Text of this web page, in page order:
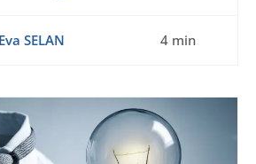
Eva SELAN 4 min